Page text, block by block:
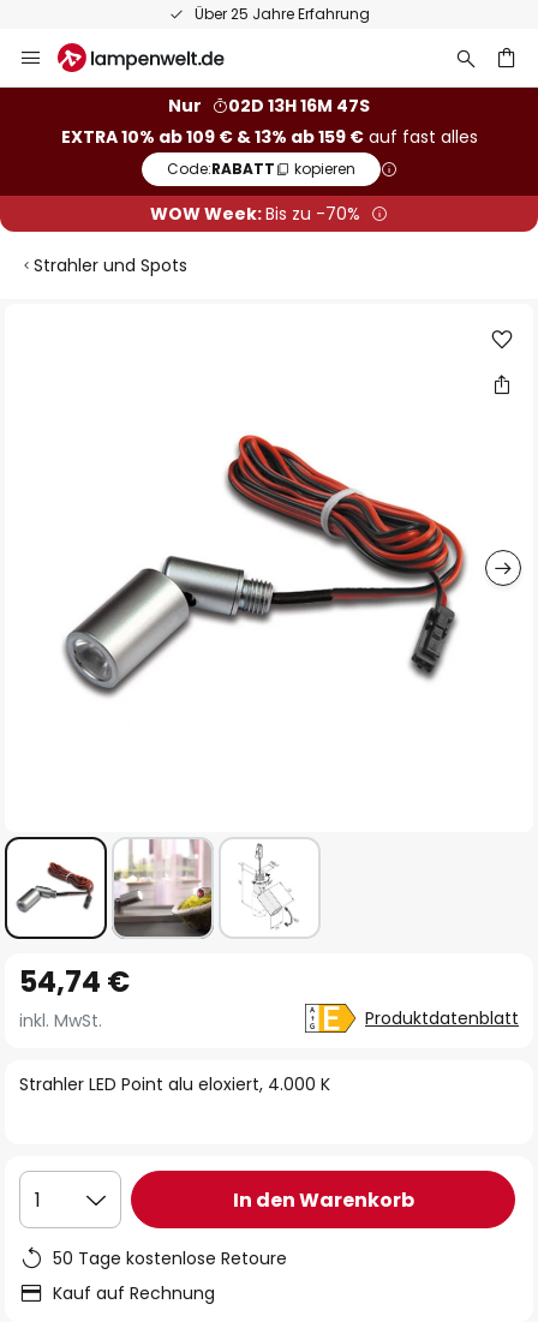
Über 25 Jahre Erfahrung
Inhalt
Nur
02D 13H 16M 47S
EXTRA 10% ab 109 € & 13% ab 159 €auf fast alles
Code:RABATT kopieren
WOW Week:Bis zu -70%
Strahler und Spots
Anfang
der
springen
Strahler LED Point alu eloxiert, 4.000 K
54,74 €
inkl. MwSt. Produktdatenblatt
1 In den Warenkorb
50 Tage kostenlose Retoure
Kauf auf Rechnung